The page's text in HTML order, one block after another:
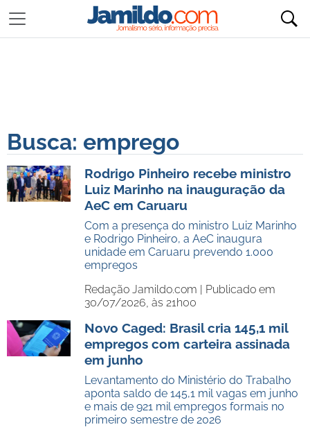
Busca: emprego
Rodrigo Pinheiro recebe ministro
Luiz Marinho na inauguração da
AeC em Caruaru
Com a presença do ministro Luiz Marinho
e Rodrigo Pinheiro, a AeC inaugura
unidade em Caruaru prevendo 1.000
empregos
Redação Jamildo.com | Publicado em
30/07/2026, às 21h00
Novo Caged: Brasil cria 145,1 mil
empregos com carteira assinada
em junho
Levantamento do Ministério do Trabalho
aponta saldo de 145,1 mil vagas em junho
e mais de 921 mil empregos formais no
primeiro semestre de 2026